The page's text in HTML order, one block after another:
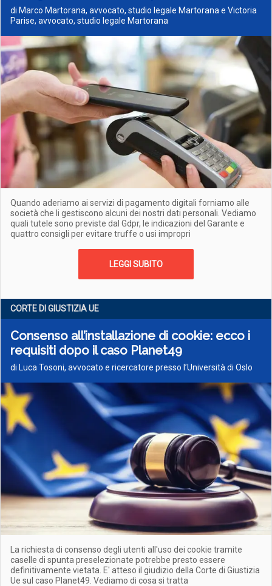
di Marco Martorana, avvocato, studio legale Martorana e Victoria
Parise, avvocato, studio legale Martorana
Quando aderiamo ai servizi di pagamento digitali forniamo alle
società che li gestiscono alcuni dei nostri dati personali. Vediamo
quali tutele sono previste dal Gdpr, le indicazioni del Garante e
quattro consigli per evitare truffe o usi impropri
LEGGI SUBITO
CORTE DI GIUSTIZIA UE
Consenso all’installazione di cookie: ecco i
requisiti dopo il caso Planet49
di Luca Tosoni, avvocato e ricercatore presso l’Università di Oslo
La richiesta di consenso degli utenti all'uso dei cookie tramite
caselle di spunta preselezionate potrebbe presto essere
definitivamente vietata. E' atteso il giudizio della Corte di Giustizia
Ue sul caso Planet49. Vediamo di cosa si tratta